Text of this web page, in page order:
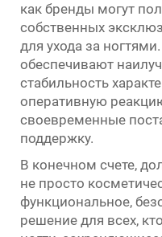
как бренды могут
собственных
для ухода за
обеспечивают
стабильность
оперативную
своевременные
поддержку.
В конечном счете,
не просто
функциональное,
решение для всех,